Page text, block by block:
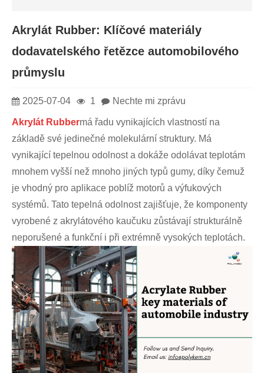
Akrylát Rubber: Klíčové materiály
dodavatelského řetězce automobilového
průmyslu
2025-07-04 1 Nechte mi zprávu
Akrylát Rubbermá řadu vynikajících vlastností na
základě své jedinečné molekulární struktury. Má
vynikající tepelnou odolnost a dokáže odolávat teplotám
mnohem vyšší než mnoho jiných typů gumy, díky čemuž
je vhodný pro aplikace poblíž motorů a výfukových
systémů. Tato tepelná odolnost zajišťuje, že komponenty
vyrobené z akrylátového kaučuku zůstávají strukturálně
neporušené a funkční i při extrémně vysokých teplotách.